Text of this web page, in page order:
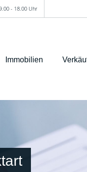
- 18.00 Uhr
Immobilien